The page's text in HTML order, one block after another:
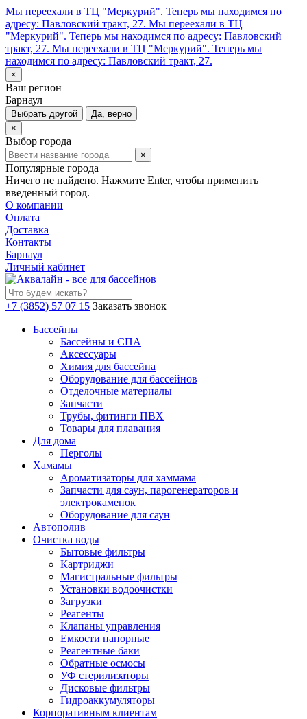
Мы переехали в ТЦ "Меркурий". Теперь мы находимся по
адресу: Павловский тракт, 27. Мы переехали в ТЦ
"Меркурий". Теперь мы находимся по адресу: Павловский
тракт, 27. Мы переехали в ТЦ "Меркурий". Теперь мы
находимся по адресу: Павловский тракт, 27.
×
Ваш регион
Барнаул
Выбрать другой
Да, верно
×
Выбор города
×
Популярные города
Ничего не найдено. Нажмите Enter, чтобы применить
введенный город.
О компании
Оплата
Доставка
Контакты
Барнаул
Личный кабинет
+7 (3852) 57 07 15 Заказать звонок
Бассейны
Бассейны и СПА
Аксессуары
Химия для бассейна
Оборудование для бассейнов
Отделочные материалы
Запчасти
Трубы, фитинги ПВХ
Товары для плавания
Для дома
Перголы
Хамамы
Ароматизаторы для хаммама
Запчасти для саун, парогенераторов и
электрокаменок
Оборудование для саун
Автополив
Очистка воды
Бытовые фильтры
Картриджи
Магистральные фильтры
Установки водоочистки
Загрузки
Реагенты
Клапаны управления
Емкости напорные
Реагентные баки
Обратные осмосы
УФ стерилизаторы
Дисковые фильтры
Гидроаккумуляторы
Корпоративным клиентам